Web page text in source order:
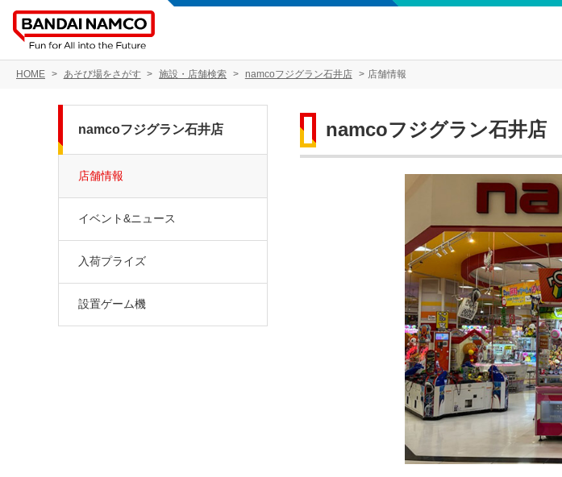
HOME あそび場をさがす 施設・店舗検索 namcoフジグラン石井店 店舗情報
namcoフジグラン石井店
namcoフジグラン石井店
店舗情報
イベント&ニュース
入荷プライズ
設置ゲーム機